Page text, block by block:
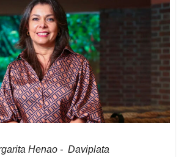
Henao - Daviplata